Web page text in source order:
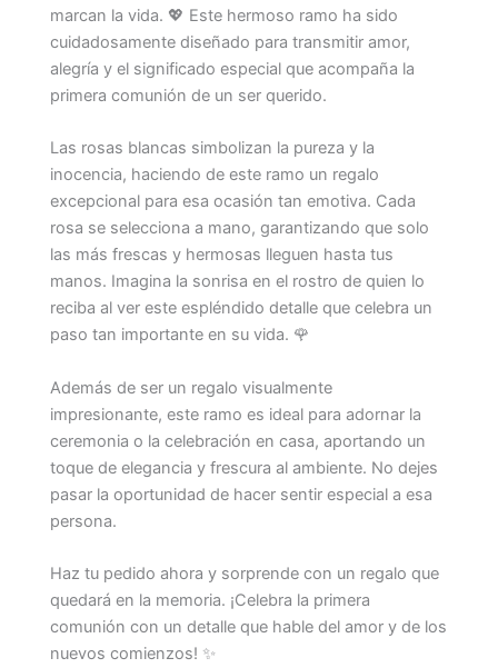
marcan la vida. 💖 Este hermoso ramo ha sido
cuidadosamente diseñado para transmitir amor,
alegría y el significado especial que acompaña la
primera comunión de un ser querido.
Las rosas blancas simbolizan la pureza y la
inocencia, haciendo de este ramo un regalo
excepcional para esa ocasión tan emotiva. Cada
rosa se selecciona a mano, garantizando que solo
las más frescas y hermosas lleguen hasta tus
manos. Imagina la sonrisa en el rostro de quien lo
reciba al ver este espléndido detalle que celebra un
paso tan importante en su vida. 🌹
Además de ser un regalo visualmente
impresionante, este ramo es ideal para adornar la
ceremonia o la celebración en casa, aportando un
toque de elegancia y frescura al ambiente. No dejes
pasar la oportunidad de hacer sentir especial a esa
persona.
Haz tu pedido ahora y sorprende con un regalo que
quedará en la memoria. ¡Celebra la primera
comunión con un detalle que hable del amor y de los
nuevos comienzos! ✨